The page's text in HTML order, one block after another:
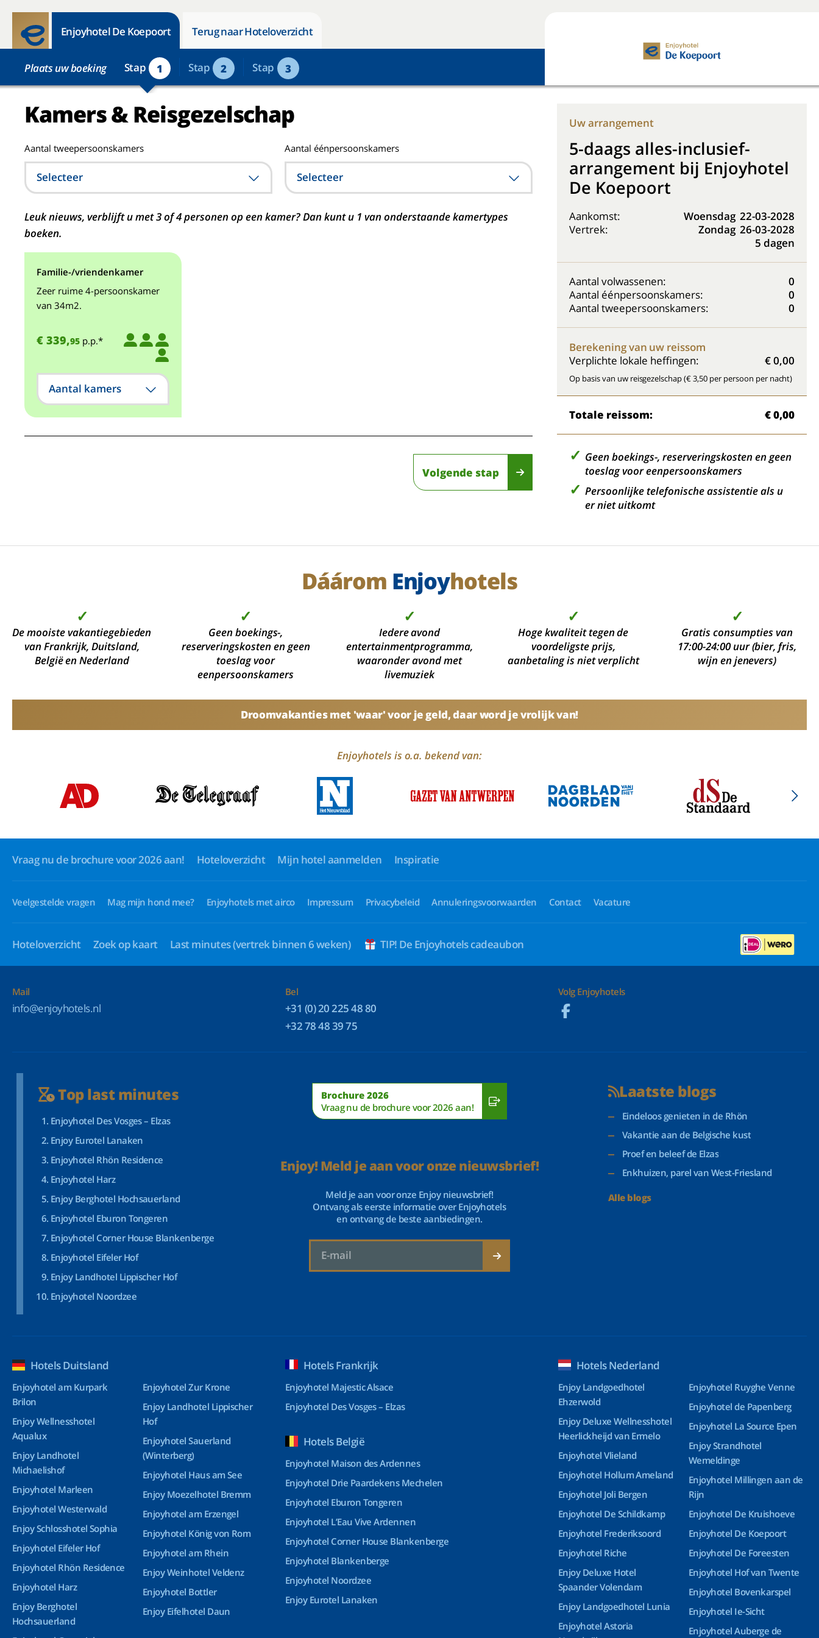
Enjoyhotel De Koepoort Terug naar Hoteloverzicht
Plaats uw boeking Stap 1 Stap 2 Stap 3
Kamers & Reisgezelschap
Aantal tweepersoonskamers
Selecteer
Aantal éénpersoonskamers
Selecteer
Leuk nieuws, verblijft u met 3 of 4 personen op een kamer? Dan kunt u 1 van onderstaande kamertypes
boeken.
Familie-/vriendenkamer
Zeer ruime 4-persoonskamer
van 34m2.
€ 339,95 p.p.*
Aantal kamers
Volgende stap
Uw arrangement
5-daags alles-inclusief-
arrangement bij Enjoyhotel
De Koepoort
Aankomst: Woensdag 22-03-2028
Vertrek:
Zondag 26-03-2028
5 dagen
Aantal volwassenen:
0
Aantal éénpersoonskamers:
0
Aantal tweepersoonskamers:
0
Berekening van uw reissom
Verplichte lokale heffingen:
€ 0,00
Op basis van uw reisgezelschap (€ 3,50 per persoon per nacht)
Totale reissom: € 0,00
Geen boekings-, reserveringskosten en geen
toeslag voor eenpersoonskamers
Persoonlijke telefonische assistentie als u
er niet uitkomt
Dáárom Enjoyhotels
✓
De mooiste vakantiegebieden
van Frankrijk, Duitsland,
België en Nederland
✓
Geen boekings-,
reserveringskosten en geen
toeslag voor
eenpersoonskamers
✓
Iedere avond
entertainmentprogramma,
waaronder avond met
livemuziek
✓
Hoge kwaliteit tegen de
voordeligste prijs,
aanbetaling is niet verplicht
✓
Gratis consumpties van
17:00-24:00 uur (bier, fris,
wijn en jenevers)
Droomvakanties met 'waar' voor je geld, daar word je vrolijk van!
Enjoyhotels is o.a. bekend van:
Vraag nu de brochure voor 2026 aan! Hoteloverzicht Mijn hotel aanmelden Inspiratie
Veelgestelde vragen Mag mijn hond mee? Enjoyhotels met airco Impressum Privacybeleid Annuleringsvoorwaarden Contact Vacature
Hoteloverzicht Zoek op kaart Last minutes(vertrek binnen 6 weken) TIP! De Enjoyhotels cadeaubon
Mail
info@enjoyhotels.nl
Bel
+31 (0) 20 225 48 80
+32 78 48 39 75
Volg Enjoyhotels
Top last minutes
Enjoyhotel Des Vosges – Elzas
Enjoy Eurotel Lanaken
Enjoyhotel Rhön Residence
Enjoyhotel Harz
Enjoy Berghotel Hochsauerland
Enjoyhotel Eburon Tongeren
Enjoyhotel Corner House Blankenberge
Enjoyhotel Eifeler Hof
Enjoy Landhotel Lippischer Hof
Enjoyhotel Noordzee
Brochure 2026
Vraag nu de brochure voor 2026 aan!
Enjoy! Meld je aan voor onze nieuwsbrief!
Meld je aan voor onze Enjoy nieuwsbrief!
Ontvang als eerste informatie over Enjoyhotels
en ontvang de beste aanbiedingen.
Laatste blogs
Eindeloos genieten in de Rhön
Vakantie aan de Belgische kust
Proef en beleef de Elzas
Enkhuizen, parel van West-Friesland
Alle blogs
Hotels Duitsland
Enjoyhotel am Kurpark
Brilon
Enjoy Wellnesshotel
Aqualux
Enjoy Landhotel
Michaelishof
Enjoyhotel Marleen
Enjoyhotel Westerwald
Enjoy Schlosshotel Sophia
Enjoyhotel Eifeler Hof
Enjoyhotel Rhön Residence
Enjoyhotel Harz
Enjoy Berghotel
Hochsauerland
Enjoyhotel Zur Krone
Enjoy Landhotel Lippischer
Hof
Enjoyhotel Sauerland
(Winterberg)
Enjoyhotel Haus am See
Enjoy Moezelhotel Bremm
Enjoyhotel am Erzengel
Enjoyhotel König von Rom
Enjoyhotel am Rhein
Enjoy Weinhotel Veldenz
Enjoyhotel Bottler
Enjoy Eifelhotel Daun
Hotels Frankrijk
Enjoyhotel Majestic Alsace
Enjoyhotel Des Vosges – Elzas
Hotels België
Enjoyhotel Maison des Ardennes
Enjoyhotel Drie Paardekens Mechelen
Enjoyhotel Eburon Tongeren
Enjoyhotel L’Eau Vive Ardennen
Enjoyhotel Corner House Blankenberge
Enjoyhotel Blankenberge
Enjoyhotel Noordzee
Enjoy Eurotel Lanaken
Hotels Nederland
Enjoy Landgoedhotel
Ehzerwold
Enjoy Deluxe Wellnesshotel
Heerlickheijd van Ermelo
Enjoyhotel Vlieland
Enjoyhotel Hollum Ameland
Enjoyhotel Joli Bergen
Enjoyhotel De Schildkamp
Enjoyhotel Frederiksoord
Enjoyhotel Riche
Enjoy Deluxe Hotel
Spaander Volendam
Enjoy Landgoedhotel Lunia
Enjoyhotel Astoria
Enjoyhotel Ruyghe Venne
Enjoyhotel de Papenberg
Enjoyhotel La Source Epen
Enjoy Strandhotel
Wemeldinge
Enjoyhotel Millingen aan de
Rijn
Enjoyhotel De Kruishoeve
Enjoyhotel De Koepoort
Enjoyhotel De Foreesten
Enjoyhotel Hof van Twente
Enjoyhotel Bovenkarspel
Enjoyhotel Ie-Sicht
Enjoyhotel Auberge de